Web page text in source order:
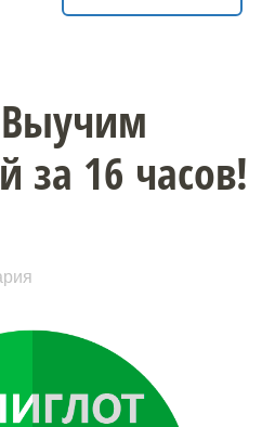
за 16 часов!